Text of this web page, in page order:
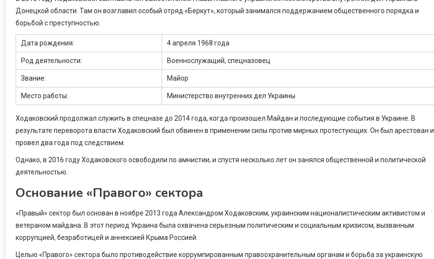
Донецкой области. Там он возглавил особый отряд «Беркут», который занимался поддержанием общественного порядка и
борьбой с преступностью.
Дата рождения: 4 апреля 1968 года
Род деятельности: Военнослужащий, спецназовец
Звание: Майор
Место работы: Министерство внутренних дел Украины
Ходаковский продолжал служить в спецназе до 2014 года, когда произошел Майдан и последующие события в Украине. В
результате переворота власти Ходаковский был обвинен в применении силы против мирных протестующих. Он был арестован и
провел два года под следствием.
Однако, в 2016 году Ходаковского освободили по амнистии, и спустя несколько лет он занялся общественной и политической
деятельностью.
Основание «Правого» сектора
«Правый» сектор был основан в ноябре 2013 года Александром Ходаковским, украинским националистическим активистом и
ветераном майдана. В этот период Украина была охвачена серьезным политическим и социальным кризисом, вызванным
коррупцией, безработицей и аннексией Крыма Россией.
Целью «Правого» сектора было противодействие коррумпированным правоохранительным органам и борьба за украинскую